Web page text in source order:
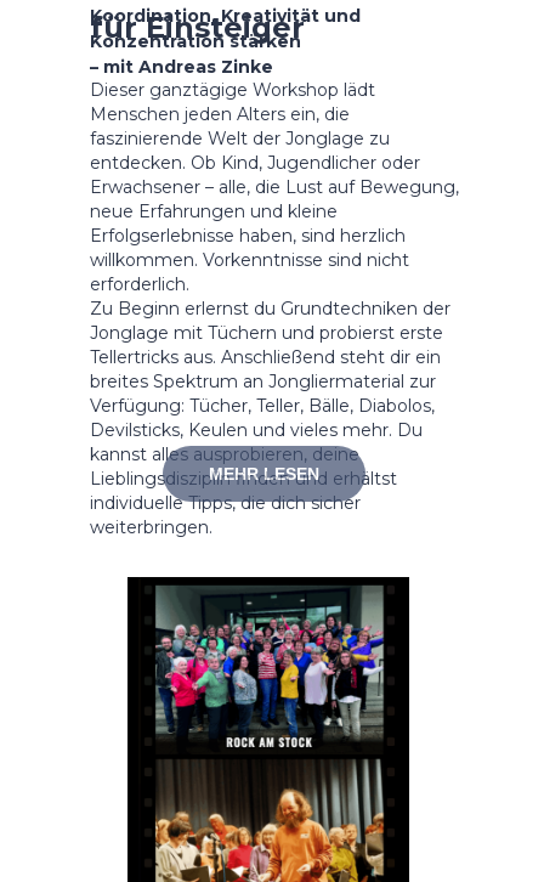
für Einsteiger
Dieser ganztägige Workshop lädt
Menschen jeden Alters ein, die
faszinierende Welt der Jonglage zu
entdecken. Ob Kind, Jugendlicher oder
Erwachsener – alle, die Lust auf Bewegung,
neue Erfahrungen und kleine
Erfolgserlebnisse haben, sind herzlich
willkommen. Vorkenntnisse sind nicht
erforderlich.
Zu Beginn erlernst du Grundtechniken der
Jonglage mit Tüchern und probierst erste
Tellertricks aus. Anschließend steht dir ein
breites Spektrum an Jongliermaterial zur
Verfügung: Tücher, Teller, Bälle, Diabolos,
Devilsticks, Keulen und vieles mehr. Du
kannst alles ausprobieren, deine
Lieblingsdisziplin finden und erhältst
individuelle Tipps, die dich sicher
weiterbringen.
Koordination, Kreativität und
Konzentration stärken
– mit Andreas Zinke
MEHR LESEN